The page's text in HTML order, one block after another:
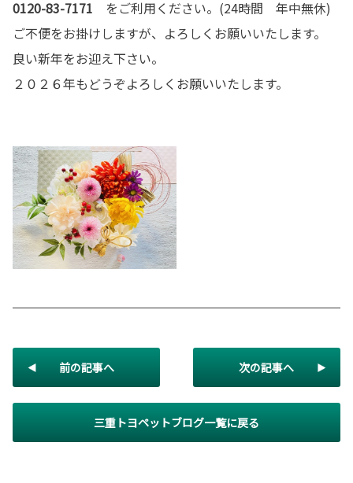
0120-83-7171 をご利用ください。(24時間 年中無休)
ご不便をお掛けしますが、よろしくお願いいたします。
良い新年をお迎え下さい。
２０２６年もどうぞよろしくお願いいたします。
前の記事へ
三重トヨペットブログ一覧に戻る
次の記事へ